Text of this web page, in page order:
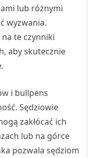
lub różnymi
wyzwania.
te czynniki
aby skutecznie
i bullpens
Sędziowie
zakłócać ich
lub na górce
pozwala sędziom